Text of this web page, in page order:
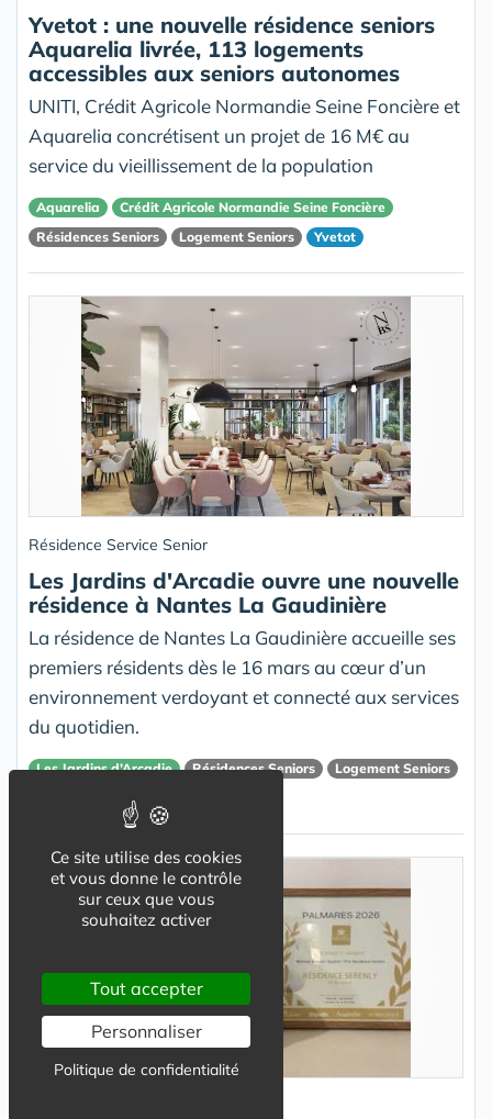
Yvetot : une nouvelle résidence seniors
Aquarelia livrée, 113 logements
accessibles aux seniors autonomes
UNITI, Crédit Agricole Normandie Seine Foncière et
Aquarelia concrétisent un projet de 16 M€ au
service du vieillissement de la population
Aquarelia
Crédit Agricole Normandie Seine Foncière
Résidences Seniors
Logement Seniors Yvetot
Résidence Service Senior
Les Jardins d'Arcadie ouvre une nouvelle
résidence à Nantes La Gaudinière
La résidence de Nantes La Gaudinière accueille ses
premiers résidents dès le 16 mars au cœur d’un
environnement verdoyant et connecté aux services
du quotidien.
Les Jardins d’Arcadie Résidences Seniors
Logement Seniors
Ce site utilise des cookies
et vous donne le contrôle
sur ceux que vous
souhaitez activer
Tout accepter
Personnaliser
Politique de confidentialité